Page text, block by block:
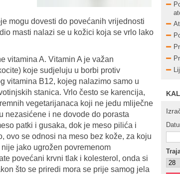
mogu dovesti do povećanih vrijednosti
masti nalazi se u kožici koja se vrlo lako
vitamina A. Vitamin A je važan
koje sudjeluju u borbi protiv
vitamina B12, kojeg nalazimo samo u
stanica. Vrlo često se karencija,
vegetarijanaca koji ne jedu mliječne
nezasićene i ne dovode do porasta
patki i gusaka, dok je meso pilića i
ovo se odnosi na meso bez kože, za koju
jako ugrožen povremenom
povećani krvni tlak i kolesterol, onda si
što se priredi mora se prije samog jela